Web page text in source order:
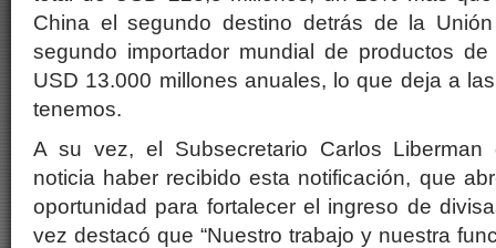
China el segundo destino detrás de la
segundo importador mundial de productos
USD 13.000 millones anuales, lo que deja a
tenemos.
A su vez, el Subsecretario Carlos Liberman
noticia haber recibido esta notificación, que
oportunidad para fortalecer el ingreso de
vez destacó que “Nuestro trabajo y nuestra